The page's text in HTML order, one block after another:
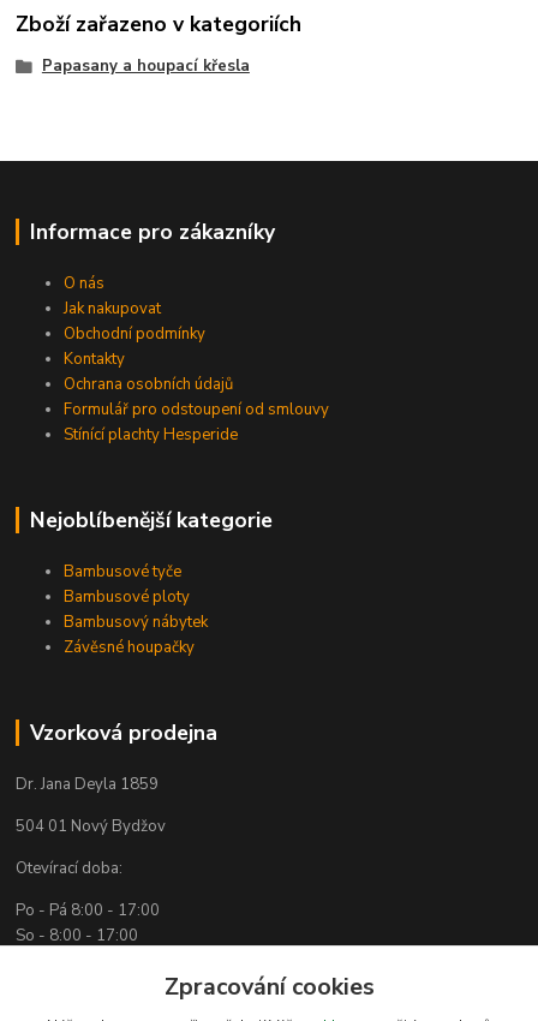
Zboží zařazeno v kategoriích
Papasany a houpací křesla
Informace pro zákazníky
O nás
Jak nakupovat
Obchodní podmínky
Kontakty
Ochrana osobních údajů
Formulář pro odstoupení od smlouvy
Stínící plachty Hesperide
Nejoblíbenější kategorie
Bambusové tyče
Bambusové ploty
Bambusový nábytek
Závěsné houpačky
Vzorková prodejna
Dr. Jana Deyla 1859
504 01 Nový Bydžov
Otevírací doba:
Po - Pá 8:00 - 17:00
So - 8:00 - 17:00
Zpracování cookies